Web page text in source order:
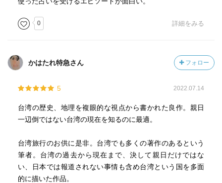
0 詳細をみる
かはたれ特急さん フォロー
5 2022.07.14
台湾の歴史、地理を複眼的な視点から書かれた良作。親日
一辺倒ではない台湾の現在を知るのに最適。
台湾旅行のお供に是非。台湾でも多くの著作のあるという
筆者。台湾の過去から現在まで、決して親日だけではな
い、日本では報道されない事情も含め台湾という国を多面
的に描いた作品。